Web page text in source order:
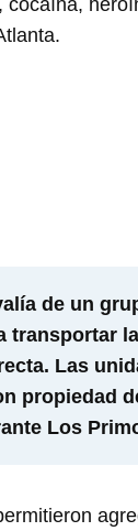
cocaína,
de un
transportar
Las
propiedad
Los